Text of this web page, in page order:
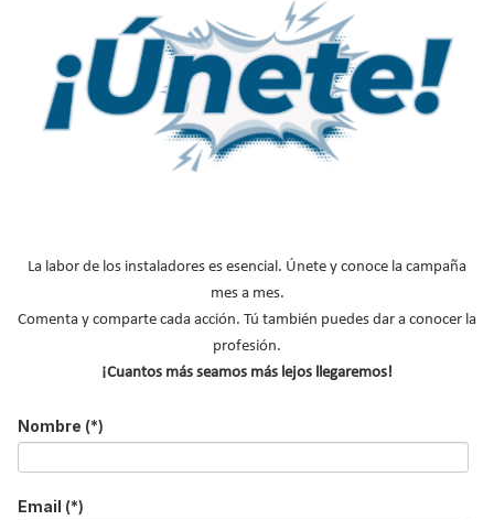
.
MÁS SOBRE CUARTOS DE BAÑO
Diseño de baños
Duchas
La labor de los instaladores es esencial. Únete y conoce la campaña
mes a mes.
Comenta y comparte cada acción. Tú también puedes dar a conocer la
profesión.
¡Cuantos más seamos más lejos llegaremos!
Nombre (*)
Email (*)